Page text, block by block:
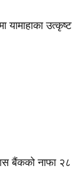
यामाहाका
बैंकको नाफा